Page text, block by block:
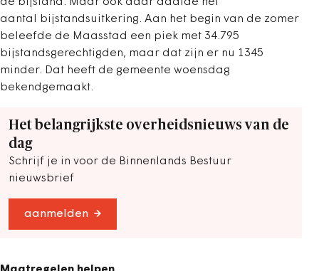
aantal bijstandsuitkering. Aan het begin van de zomer
beleefde de Maasstad een piek met 34.795
bijstandsgerechtigden, maar dat zijn er nu 1345
minder. Dat heeft de gemeente woensdag
bekendgemaakt.
Het belangrijkste overheidsnieuws van de
dag
Schrijf je in voor de Binnenlands Bestuur
nieuwsbrief
aanmelden